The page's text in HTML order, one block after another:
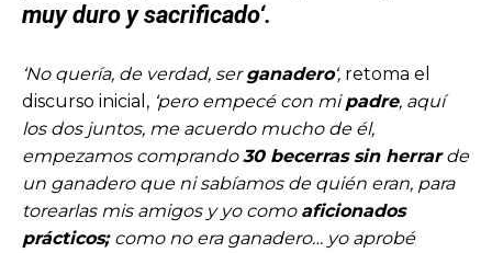
muyduro ysacrificado‘.
‘No quería, de verdad, serganadero‘, retoma el
discurso inicial, ‘pero empecé con mipadre, aquí
los dos juntos, me acuerdo mucho de él,
empezamos comprando30 becerras sin herrarde
un ganadero que ni sabíamos de quién eran, para
torearlas mis amigos y yo como aficionados
prácticos; como no era ganadero… yo aprobé